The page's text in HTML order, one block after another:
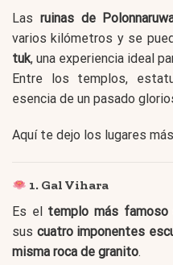
Las ruinas de
varios kilómetros y se
tuk, una experiencia ideal
Entre los templos,
esencia de un pasado
Aquí te dejo los lugares
1. Gal Vihara
Es el templo más famoso
sus cuatro imponentes
misma roca de granito.